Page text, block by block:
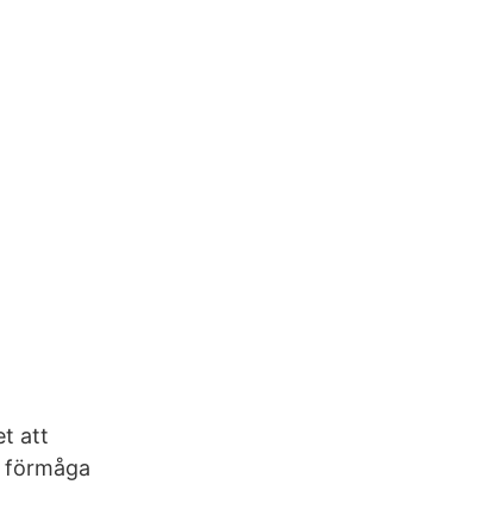
att